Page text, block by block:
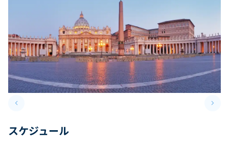
keyboard_arrow_leftPrevious slide keyboard_arrow_right
スケジュール